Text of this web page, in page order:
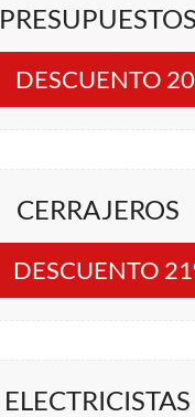
PRESUPUESTOS
DESCUENTO
CERRAJEROS
DESCUENTO
ELECTRICISTAS